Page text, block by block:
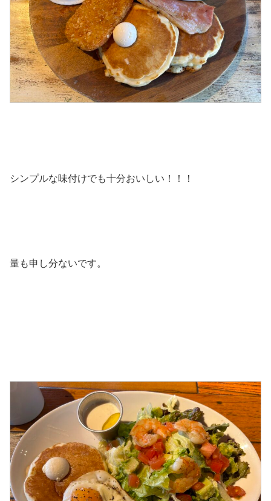
シンプルな味付けでも十分おいしい！！！
量も申し分ないです。